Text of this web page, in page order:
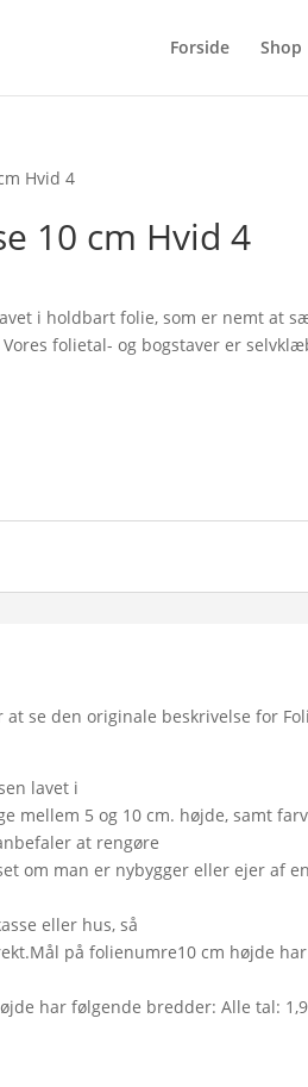
Forside Shop
Hvid 4
10 cm Hvid 4
i holdbart folie, som er nemt at
folietal- og bogstaver er
se den originale beskrivelse for
lavet i
mellem 5 og 10 cm. højde, samt
at rengøre
om man er nybygger eller ejer af
eller hus, så
på folienumre10 cm højde
har følgende bredder: Alle tal: